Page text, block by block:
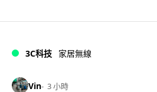
3C科技 家居無線
Vin 3 小時